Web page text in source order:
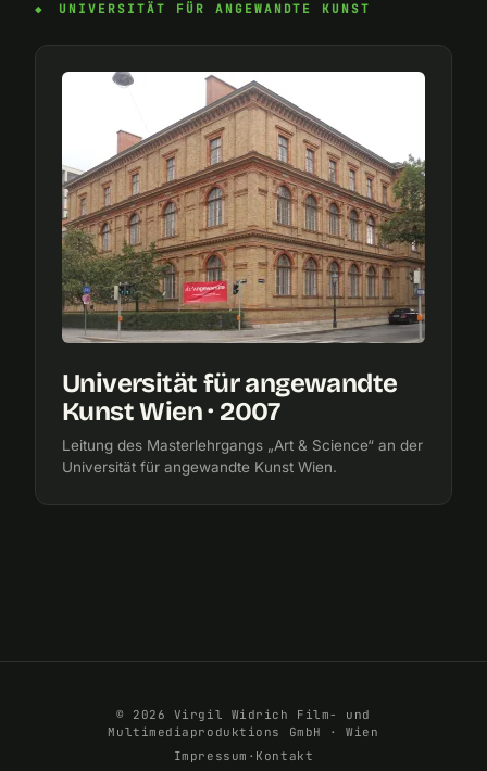
UNIVERSITÄT FÜR ANGEWANDTE KUNST
Universität für angewandte
Kunst Wien · 2007
Leitung des Masterlehrgangs „Art & Science“ an der
Universität für angewandte Kunst Wien.
© 2026 Virgil Widrich Film- und
Multimediaproduktions GmbH · Wien
Impressum · Kontakt